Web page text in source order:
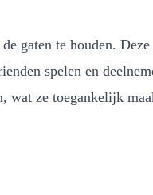
gaten te houden.
spelen en
wat ze toegankelijk